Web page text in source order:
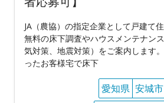
JA（農協）の指定企業として戸建て
無料の床下調査やハウスメンテナン
気対策、地震対策）をご案内します
ったお客様宅で床下
愛知県 安城市